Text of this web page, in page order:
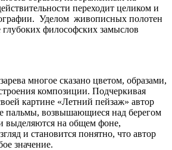
переходит целиком и
Уделом живописных полотен
глубоких философских замыслов
многое сказано цветом, образами,
композиции. Подчеркивая
картине «Летний пейзаж» автор
пальмы, возвышающиеся над берегом
выделяются на общем фоне,
и становится понятно, что автор
значение.